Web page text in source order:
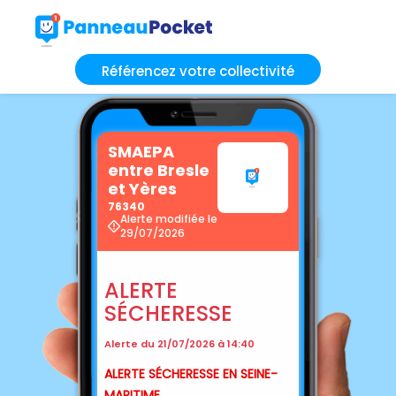
Référencez votre collectivité
SMAEPA
entre Bresle
et Yères
76340
Alerte modifiée le
29/07/2026
ALERTE
SÉCHERESSE
Alerte du 21/07/2026 à 14:40
ALERTE SÉCHERESSE EN SEINE-